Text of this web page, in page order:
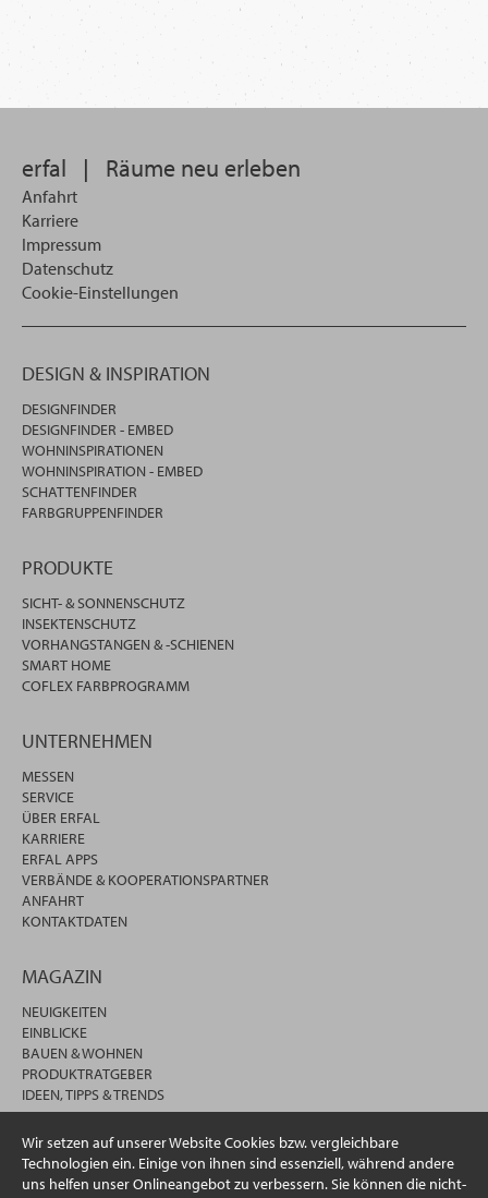
Wir setzen auf unserer Website Cookies bzw. vergleichbare
Technologien ein. Einige von ihnen sind essenziell, während andere
uns helfen unser Onlineangebot zu verbessern. Sie können die nicht-
erfal | Räume neu erleben
Anfahrt
Karriere
Impressum
Datenschutz
Cookie-Einstellungen
DESIGN & INSPIRATION
DESIGNFINDER
DESIGNFINDER - EMBED
WOHNINSPIRATIONEN
WOHNINSPIRATION - EMBED
SCHATTENFINDER
FARBGRUPPENFINDER
PRODUKTE
SICHT- & SONNENSCHUTZ
INSEKTENSCHUTZ
VORHANGSTANGEN & -SCHIENEN
SMART HOME
COFLEX FARBPROGRAMM
UNTERNEHMEN
MESSEN
SERVICE
ÜBER ERFAL
KARRIERE
ERFAL APPS
VERBÄNDE & KOOPERATIONSPARTNER
ANFAHRT
KONTAKTDATEN
MAGAZIN
NEUIGKEITEN
EINBLICKE
BAUEN & WOHNEN
PRODUKTRATGEBER
IDEEN, TIPPS & TRENDS